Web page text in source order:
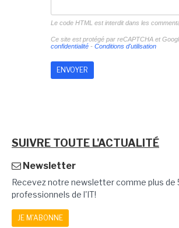
Le code HTML est interdit dans les
Ce site est protégé par reCAPTCHA et
confidentialité- Conditions d'utilisation
SUIVRE TOUTE L'ACTUALITÉ
Newsletter
Recevez notre newsletter comme plus
professionnels de l'IT!
JE M'ABONNE